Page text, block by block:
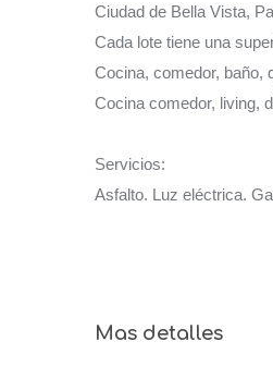
Ciudad de Bella Vista,
Cada lote tiene una
Cocina, comedor, baño,
Cocina comedor, living,
Servicios:
Asfalto. Luz eléctrica.
Mas detalles